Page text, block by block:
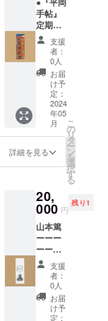
摯に陶
酔へと
向かう
ように
みえる
態度が
垣間見
えた。
思考の
砂漠
を、己
の影と
対話を
繰り返
を擦り
減らし
ている
のだろ
彼の認
識を経
て情報
の水面
に浮か
べられ
未来に
長く残
り、絵
画と
違って
複製さ
れるの
でより
多くの
人に私
たちの
「今」
を届け
ること
ができ
えたか
らとの
こと。
今日こ
のタイ
ミング
でこの
連絡が
来るの
は
ちょっ
と運命
すると
いうよ
り、そ
の場で
感じた
ことや
起こっ
たこと
を丁寧
に並べ
て向き
合って
いるよ
うな感
じ。そ
展会場
でお会
いした
ときと
同じ印
象であ
る。 余
談だ
が、ボ
クは面
識のな
いアー
と向か
いあ
う、凄
い！と
いう
か、な
んで？
だ答え
のない
ことに
向き合
うのっ
て本当
に疲れ
るし、
難しい
です。
平岡さ
んの、
に行っ
て、見
を書く
こと、
その中
にはな
ういっ
たもの
から離
れた、
ただ個
人の記
が、平
岡さん
は変な
人だと
思う。
オン
ゴーイ
ングで
の個展
中、イ
ベント
含めて
足を運
んでく
話し
た。そ
の執拗
さは単
賞の域
を超え
てい
る。こ
んなふ
うに作
別割引
チケッ
ト
ーーー
ーー 東
野哲史
ーー 応
援コメ
ント：
HYORO
NKAの
時代は
終わっ
た。こ
KAだ！
☆ ☆ ☆
☆ ☆
手帖』
定期購
読_12ヶ
月 ＋ ●
作家作
品しお
りサイ
ズ ＋ ●
この作
品の額
装「額
縁工房
片隅」
特別割
引チ
ーーー
ーー 高
橋大輔
ーー 応
援コメ
ント：
先日
オープ
ンスタ
ジオを
やった
時に、
支援
者：
0人
お届
け予
定：
2024
年05
月
詳細を見る
こ
の
リ
タ
ー
ン
を
選
択
す
る
20,
000 円
残り1
山本篤
ーーー
ーー
●『平岡
手帖』
定期購
読_12ヶ
月 ＋ ●
作家作
支援
者：
0人
お届
け予
定：